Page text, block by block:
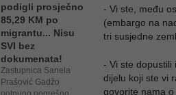
podigli prosječno
85,29 KM po
migrantu... Nisu
SVI bez
dokumenata!
Zastupnica Sanela
Prašović Gadžo
- Vi ste, među
(embargo na
tri susjedne
- Vi ste dopustili
dijelu koji ste vi
govorite nama